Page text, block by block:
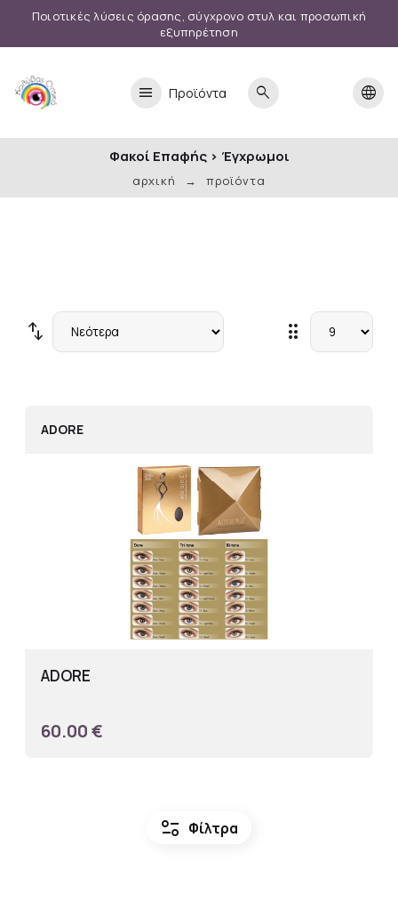
Ποιοτικές λύσεις όρασης, σύγχρονο στυλ και προσωπική
εξυπηρέτηση
menu Προϊόντα search language
Φακοί Επαφής> Έγχρωμοι
αρχική προϊόντα
swap_vert drag_indicator
ADORE
ADORE
60.00 €
page_info Φίλτρα